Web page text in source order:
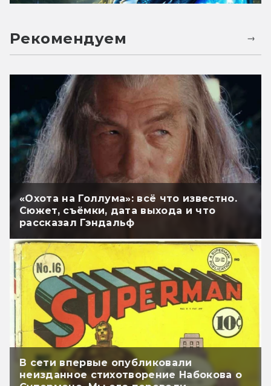
Рекомендуем
«Охота на Голлума»: всё что известно.
Сюжет, съёмки, дата выхода и что
рассказал Гэндальф
В сети впервые опубликовали
неизданное стихотворение Набокова о